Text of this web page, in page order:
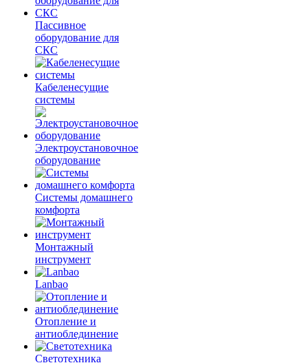
Пассивное
оборудование для
СКС
Кабеленесущие
системы
Электроустановочное
оборудование
Системы домашнего
комфорта
Монтажный
инструмент
Lanbao
Отопление и
антиоблединение
Светотехника